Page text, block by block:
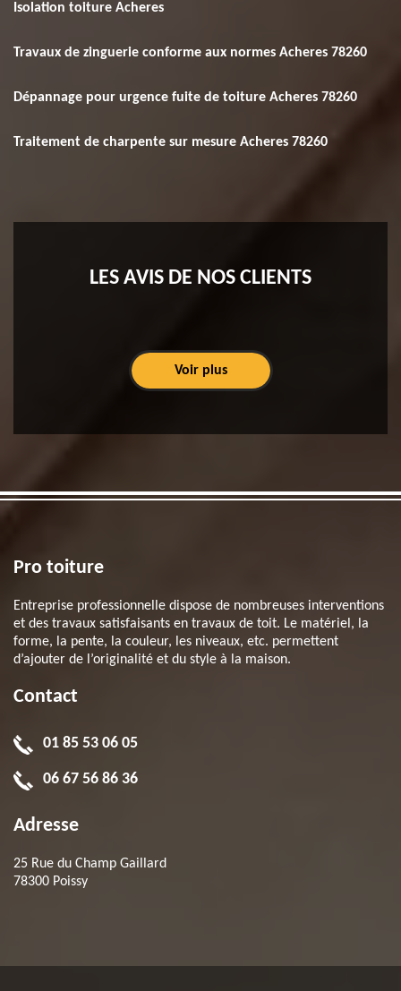
Isolation toiture Acheres
Travaux de zinguerie conforme aux normes Acheres 78260
Dépannage pour urgence fuite de toiture Acheres 78260
Traitement de charpente sur mesure Acheres 78260
LES AVIS DE NOS CLIENTS
Voir plus
Pro toiture
Entreprise professionnelle dispose de nombreuses interventions
et des travaux satisfaisants en travaux de toit. Le matériel, la
forme, la pente, la couleur, les niveaux, etc. permettent
d’ajouter de l’originalité et du style à la maison.
Contact
01 85 53 06 05
06 67 56 86 36
Adresse
25 Rue du Champ Gaillard
78300 Poissy